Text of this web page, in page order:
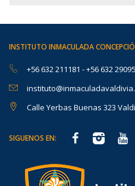
INSTITUTO INMACULADA
+56 632 211181 -+56 632
Calle Yerbas Buenas 323
SIGUENOS EN: